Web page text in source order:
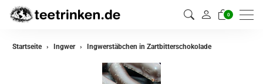
0
Startseite Ingwer Ingwerstäbchen in Zartbitterschokolade